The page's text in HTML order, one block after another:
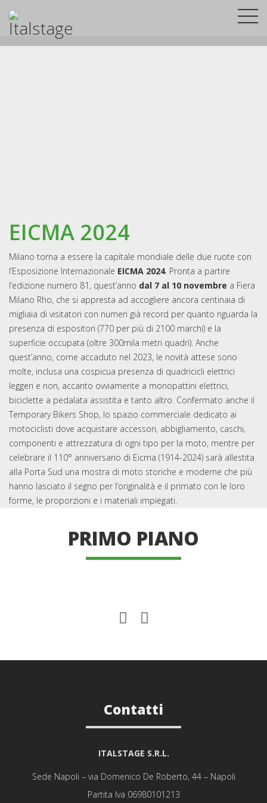
EICMA 2024
Milano torna a essere la capitale mondiale delle due ruote con
l’Esposizione Internazionale EICMA 2024. Pronta a partire
l’edizione numero 81, quest’anno dal 7 al 10 novembre a Fiera
Milano Rho, che si appresta ad accogliere ancora centinaia di
migliaia di visitatori con numeri già record per quanto riguarda la
presenza di espositori (770 per più di 2100 marchi) e la
superficie occupata (oltre 300mila metri quadri). Anche
quest’anno, come accaduto nel 2023, le novità attese sono
molte, inclusa una cospicua presenza di quadricicli elettrici
leggeri e non, accanto ovviamente a monopattini elettrici,
biciclette a pedalata assistita e tanto altro. Confermato anche il
Temporary Bikers Shop, lo spazio commerciale dedicato ai
motociclisti dove acquistare accessori, abbigliamento, caschi,
componenti e attrezzatura di ogni tipo per la moto, mentre per
celebrare il 110° anniversario di Eicma (1914-2024) sarà allestita
alla Porta Sud una mostra di moto storiche e moderne che più
hanno lasciato il segno per l’originalità e il primato con le loro
forme, le proporzioni e i materiali impiegati.
PRIMO PIANO
Contatti
ITALSTAGE S.R.L.
Sede Napoli – via Domenico De Roberto, 44 – Napoli
Partita Iva 06980101213